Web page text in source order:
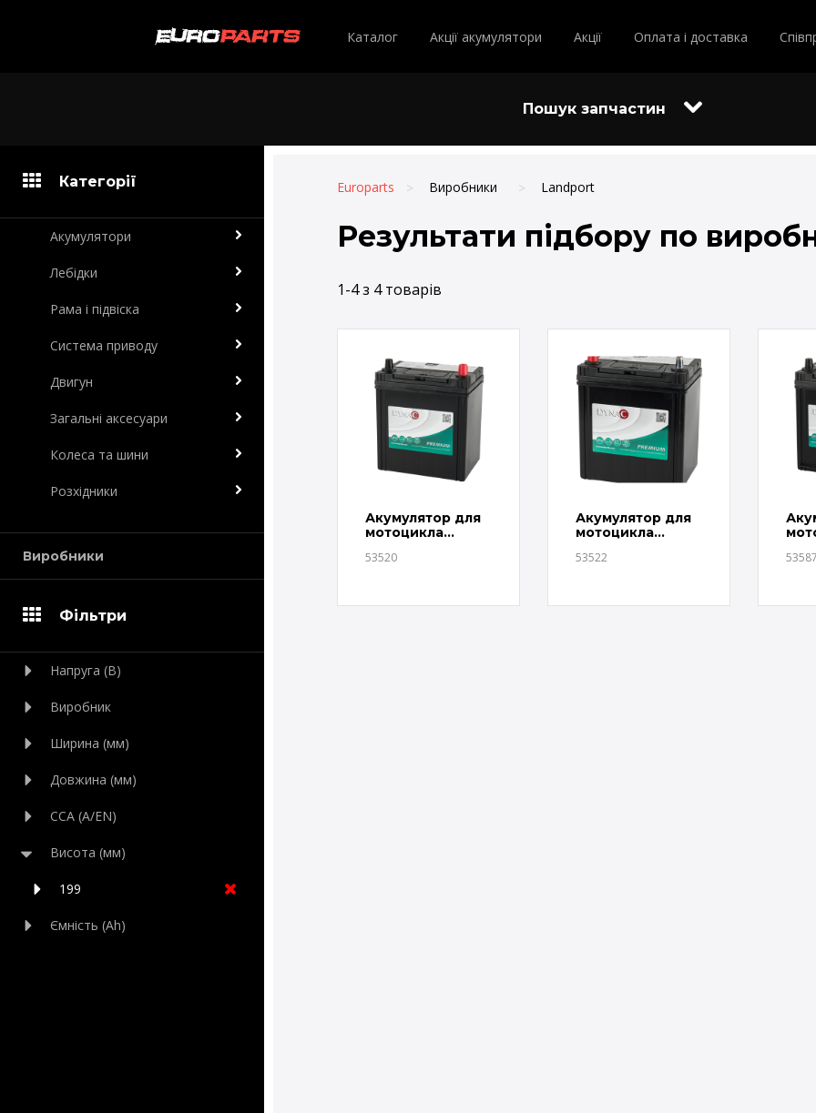
Каталог Акції акумулятори Акції Оплата і доставка
Пошук запчастин
Категорії
Акумулятори
Лебідки
Рама і підвіска
Система приводу
Двигун
Загальні аксесуари
Колеса та шини
Розхідники
Виробники
Фільтри
Напруга (В)
Виробник
Ширина (мм)
Довжина (мм)
CCA (A/EN)
Висота (мм)
199
Ємність (Ah)
Europarts Виробники Landport
Результати підбору по
1-4 з 4 товарів
Акумулятор для
мотоцикла
53520
Акумулятор для
мотоцикла
53522 53587